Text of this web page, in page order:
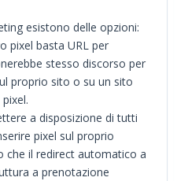
esistono delle opzioni:
pixel basta URL per
stesso discorso per
proprio sito o su un sito
a disposizione di tutti
pixel sul proprio
che il redirect automatico a
a prenotazione